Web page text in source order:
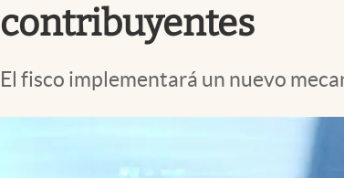
Mundial 2026
El Cronista Studio
contribuyentes
El fisco implementará un nuevo